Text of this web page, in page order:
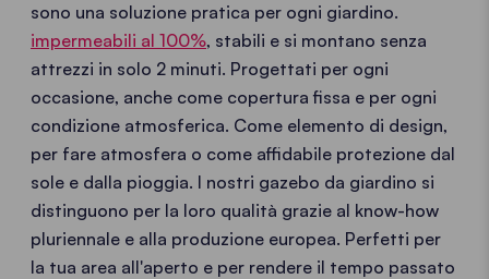
sono una soluzione pratica per ogni giardino.
impermeabili al 100%, stabili e si montano senza
attrezzi in solo 2 minuti. Progettati per ogni
occasione, anche come copertura fissa e per ogni
condizione atmosferica. Come elemento di design,
per fare atmosfera o come affidabile protezione dal
sole e dalla pioggia. I nostri gazebo da giardino si
distinguono per la loro qualità grazie al know-how
pluriennale e alla produzione europea. Perfetti per
la tua area all'aperto e per rendere il tempo passato